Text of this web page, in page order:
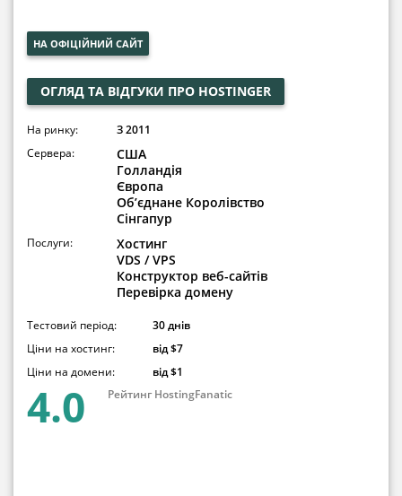
НА ОФІЦІЙНИЙ САЙТ
ОГЛЯД ТА ВІДГУКИ ПРО HOSTINGER
На ринку:
З 2011
Сервера:
США
Голландія
Європа
Об’єднане Королівство
Сінгапур
Послуги:
Хостинг
VDS / VPS
Конструктор веб-сайтів
Перевірка домену
Тестовий період:
30 днів
Ціни на хостинг:
від $7
Ціни на домени:
від $1
4.0 Рейтинг HostingFanatic